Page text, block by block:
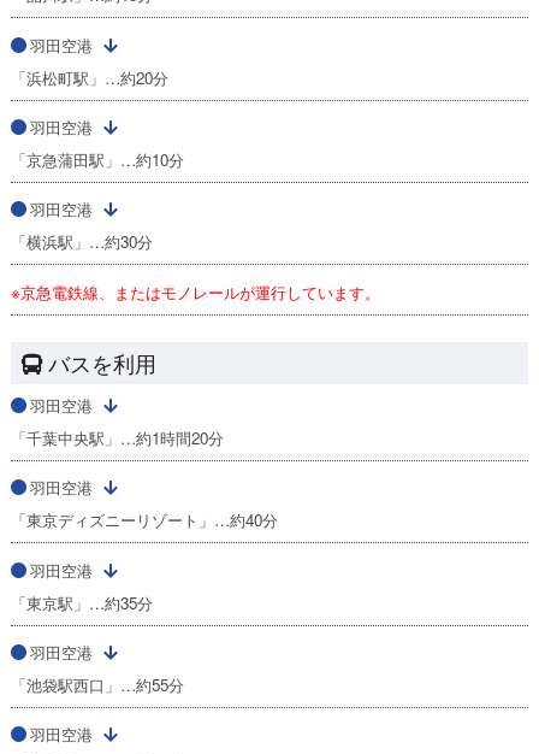
羽田空港
「浜松町駅」…約20分
羽田空港
「京急蒲田駅」…約10分
羽田空港
「横浜駅」…約30分
※京急電鉄線、またはモノレールが運行しています。
バスを利用
羽田空港
「千葉中央駅」…約1時間20分
羽田空港
「東京ディズニーリゾート」…約40分
羽田空港
「東京駅」…約35分
羽田空港
「池袋駅西口」…約55分
羽田空港